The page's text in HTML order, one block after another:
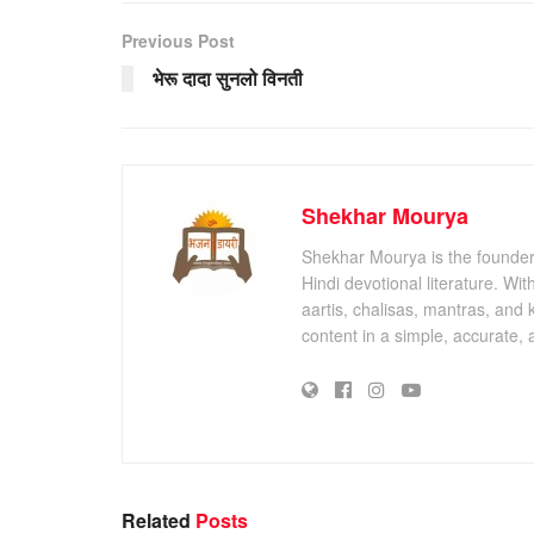
Previous Post
भेरू दादा सुनलो विनती
Shekhar Mourya
Shekhar Mourya is the
Hindi devotional literature.
aartis, chalisas, mantras, and
content in a simple, accurate,
Related Posts